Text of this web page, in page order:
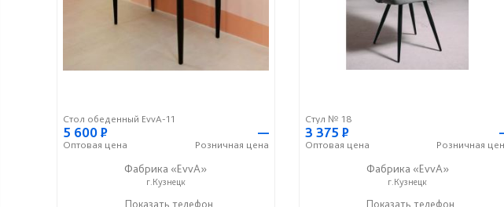
Стол обеденный EvvA-11
5 600Р
Оптовая цена
—
Розничная цена
Фабрика «EvvA»
г.Кузнецк
+7 (996) 247-97-09 ☎+7 (937) 917-19-99
Показать телефон
Стул № 18
3 375 Р
Оптовая цена Розничная
Фабрика «EvvA»
г.Кузнецк
+7 (996) 247-97-09 ☎+7 (937) 917-
Показать телефон